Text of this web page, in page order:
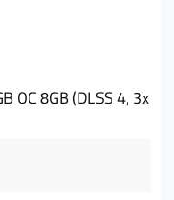
OC 8GB (DLSS 4, 3x